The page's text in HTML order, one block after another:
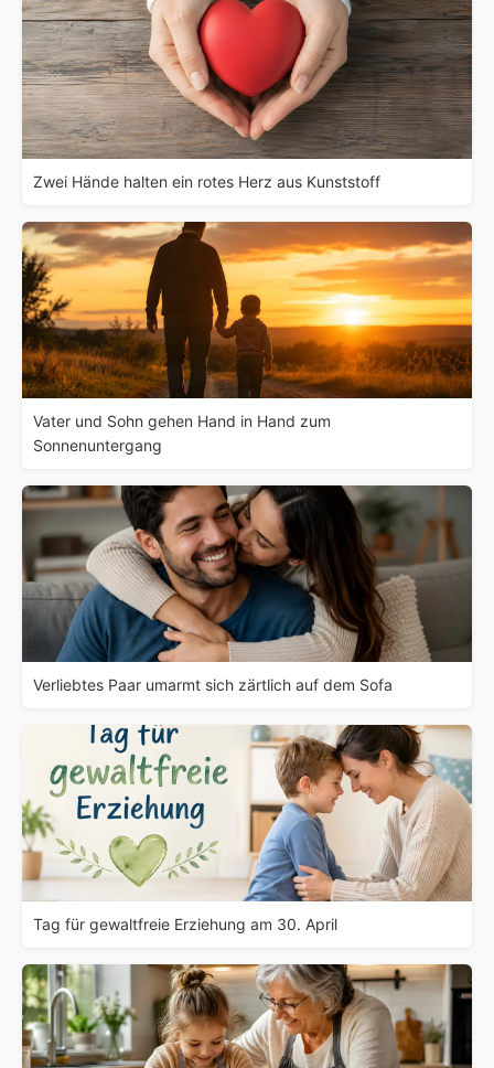
Zwei Hände halten ein rotes Herz aus Kunststoff
Vater und Sohn gehen Hand in Hand zum
Sonnenuntergang
Verliebtes Paar umarmt sich zärtlich auf dem Sofa
Tag für gewaltfreie Erziehung am 30. April